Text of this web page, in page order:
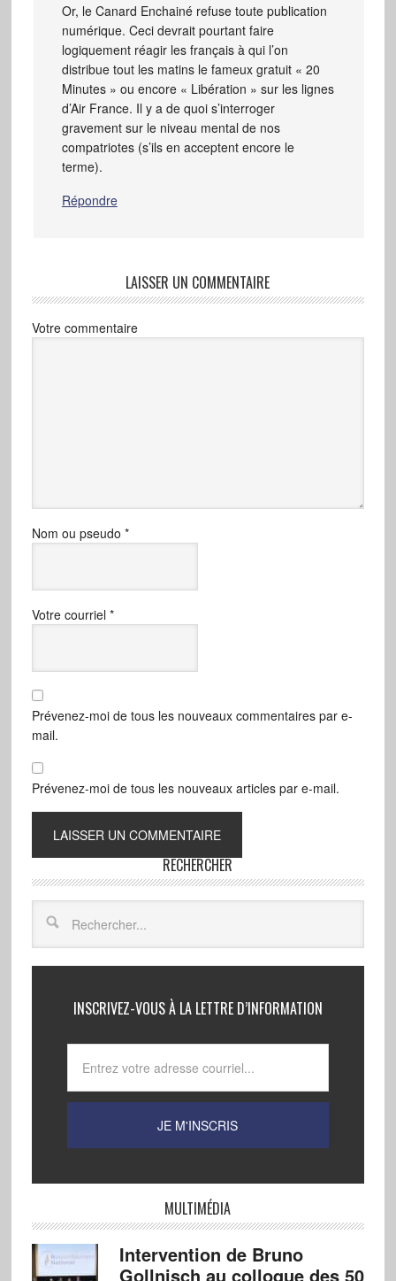
Or, le Canard Enchainé refuse toute publication
numérique. Ceci devrait pourtant faire
logiquement réagir les français à qui l’on
distribue tout les matins le fameux gratuit « 20
Minutes » ou encore « Libération » sur les lignes
d’Air France. Il y a de quoi s’interroger
gravement sur le niveau mental de nos
compatriotes (s’ils en acceptent encore le
terme).
Répondre
LAISSER UN COMMENTAIRE
Votre commentaire
Nom ou pseudo *
Votre courriel *
Prévenez-moi de tous les nouveaux commentaires par e-
mail.
Prévenez-moi de tous les nouveaux articles par e-mail.
RECHERCHER
INSCRIVEZ-VOUS À LA LETTRE D’INFORMATION
MULTIMÉDIA
Intervention de Bruno
Gollnisch au colloque des 50